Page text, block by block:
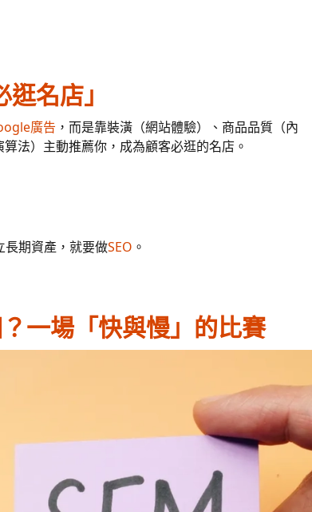
名店」
廣告 ，而是靠裝潢（網站體驗）、商品品質（內
法）主動推薦你，成為顧客必逛的名店。
長期資產，就要做SEO 。
一場「快與慢」的比賽